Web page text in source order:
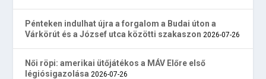
Pénteken indulhat újra a forgalom a Budai úton a
Várkörút és a József utca közötti szakaszon 2026-07-26
Női röpi: amerikai ütőjátékos a MÁV Előre első
légiósigazolása 2026-07-26